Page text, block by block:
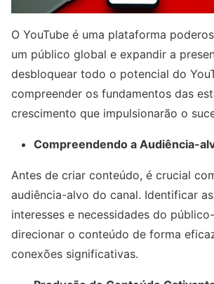
O YouTube é uma plataforma
um público global e expandir a
desbloquear todo o potencial do
compreender os fundamentos das
crescimento que impulsionarão o
Compreendendo a Audiência-
Antes de criar conteúdo, é crucial
audiência-alvo do canal. Identificar
interesses e necessidades do
direcionar o conteúdo de forma
conexões significativas.